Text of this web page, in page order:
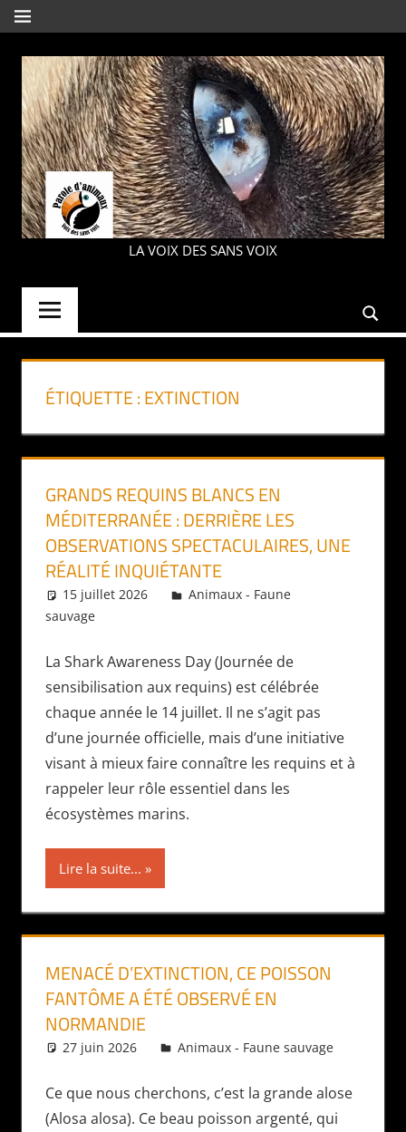
Aller
au
contenu
MENU
PAROLE
LA VOIX DES SANS VOIX
ÉTIQUETTE :EXTINCTION
GRANDS REQUINS BLANCS EN
MÉDITERRANÉE : DERRIÈRE LES
OBSERVATIONS SPECTACULAIRES, UNE
RÉALITÉ INQUIÉTANTE
15 juillet 2026 Daniel
Animaux - Faune
sauvage
La Shark Awareness Day (Journée de
sensibilisation aux requins) est célébrée
chaque année le 14 juillet. Il ne s’agit pas
d’une journée officielle, mais d’une initiative
visant à mieux faire connaître les requins et à
rappeler leur rôle essentiel dans les
écosystèmes marins.
Lire la suite...
MENACÉ D’EXTINCTION, CE POISSON
FANTÔME A ÉTÉ OBSERVÉ EN
NORMANDIE
27 juin 2026 Daniel
Animaux - Faune sauvage
Ce que nous cherchons, c’est la grande alose
(Alosa alosa). Ce beau poisson argenté, qui